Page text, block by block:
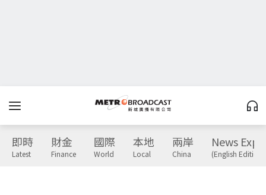
即時
Latest
財金
Finance
國際
World
本地
Local
兩岸
China
News
(English Edition)